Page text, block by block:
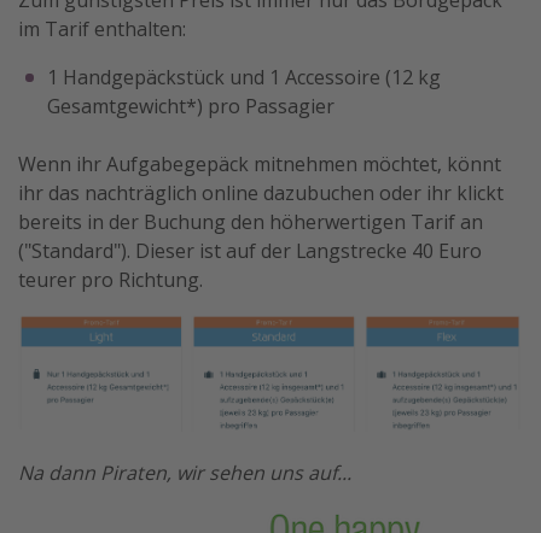
im Tarif enthalten:
1 Handgepäckstück und 1 Accessoire (12 kg
Gesamtgewicht*) pro Passagier
Wenn ihr Aufgabegepäck mitnehmen möchtet, könnt
ihr das nachträglich online dazubuchen oder ihr klickt
bereits in der Buchung den höherwertigen Tarif an
("Standard"). Dieser ist auf der Langstrecke 40 Euro
teurer pro Richtung.
Na dann Piraten, wir sehen uns auf...